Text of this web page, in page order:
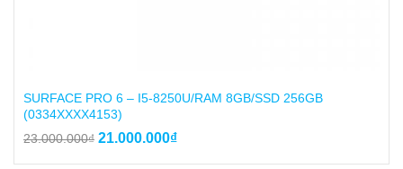
SURFACE PRO 6 – I5-8250U/RAM 8GB/SSD 256GB
(0334XXXX4153)
23.000.000₫ Giá
21.000.000₫Giá